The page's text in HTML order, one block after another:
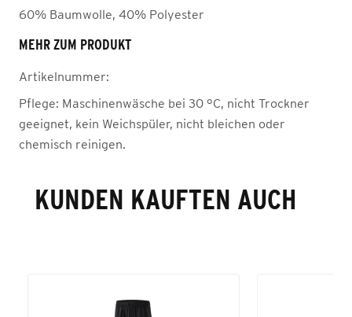
60% Baumwolle, 40% Polyester
MEHR ZUM PRODUKT
Artikelnummer:
Pflege: Maschinenwäsche bei 30 °C, nicht Trockner
geeignet, kein Weichspüler, nicht bleichen oder
chemisch reinigen.
KUNDEN KAUFTEN AUCH